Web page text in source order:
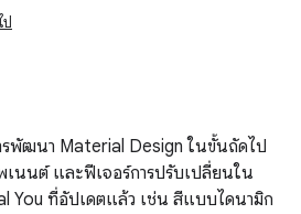
รพัฒนา Material Design ในขั้นถัดไป
เนนต์ และฟีเจอร์การปรับเปลี่ยนใน
You ที่อัปเดตแล้ว เช่น สีแบบไดนามิก